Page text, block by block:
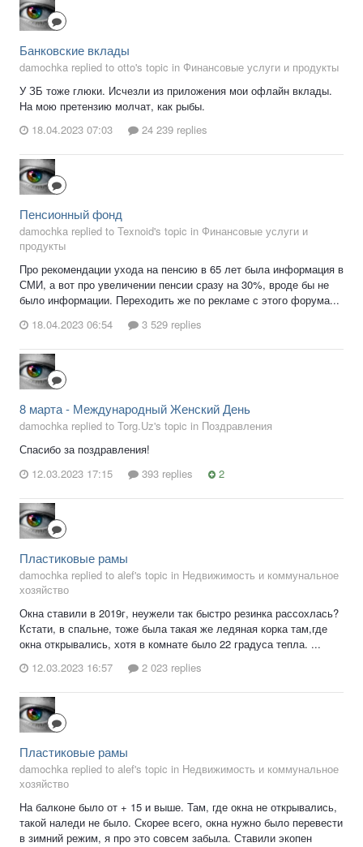
Банковские вклады
damochka replied to otto's topic in Финансовые услуги и продукты
У ЗБ тоже глюки. Исчезли из приложения мои офлайн вклады.
На мою претензию молчат, как рыбы.
18.04.2023 07:03
24 239 replies
Пенсионный фонд
damochka replied to Texnoid's topic in Финансовые услуги и
продукты
Про рекомендации ухода на пенсию в 65 лет была информация в
СМИ, а вот про увеличении пенсии сразу на 30%, вроде бы не
было информации. Переходить же по рекламе с этого форума...
18.04.2023 06:54
3 529 replies
8 марта - Международный Женский День
damochka replied to Torg.Uz's topic in Поздравления
Спасибо за поздравления!
12.03.2023 17:15
393 replies 2
Пластиковые рамы
damochka replied to alef's topic in Недвижимость и коммунальное
хозяйство
Окна ставили в 2019г, неужели так быстро резинка рассохлась?
Кстати, в спальне, тоже была такая же ледяная корка там,где
окна открывались, хотя в комнате было 22 градуса тепла. ...
12.03.2023 16:57
2 023 replies
Пластиковые рамы
damochka replied to alef's topic in Недвижимость и коммунальное
хозяйство
На балконе было от + 15 и выше. Там, где окна не открывались,
такой наледи не было. Скорее всего, окна нужно было перевести
в зимний режим, я про это совсем забыла. Ставили экопен